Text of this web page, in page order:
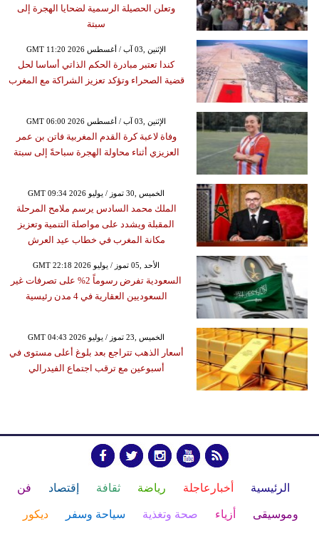
وتعلن الحصيلة الرسمية لضحايا الهجرة إلى
سبتة
GMT 11:20 2026 الإثنين ,03 آب / أغسطس
كندا تعتبر مبادرة الحكم الذاتي أساسا لحل
قضية الصحراء وتؤكد تعزيز الشراكة مع المغرب
GMT 06:00 2026 الإثنين ,03 آب / أغسطس
وفاة لاعبة كرة القدم المغربية فاتن بن عمر
العزيزي أثناء محاولة الهجرة سباحةً إلى سبتة
GMT 09:34 2026 الخميس ,30 تموز / يوليو
الملك محمد السادس يرسم ملامح المرحلة
المقبلة ويشدد على مواصلة التنمية وتعزيز
مكانة المغرب في خطاب عيد العرش
GMT 22:18 2026 الأحد ,05 تموز / يوليو
السعودية تفرض رسوماً 2% على تصرفات غير
السعوديين العقارية في 4 مدن رئيسية
GMT 04:43 2026 الخميس ,23 تموز / يوليو
أسعار الذهب تتراجع بعد بلوغ أعلى مستوى في
أسبوعين مع ترقب اجتماع الفيدرالي
الرئيسية أخبارعاجلة رياضة ثقافة إقتصاد فن
وموسيقى أزياء صحة وتغذية سياحة وسفر ديكور